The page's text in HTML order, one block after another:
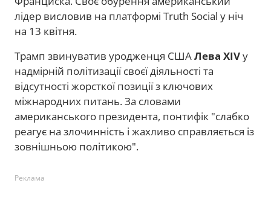
лідер висловив на платформі Truth Social у ніч
на 13 квітня.
Трамп звинуватив уродженця СШАЛева XIVу
надмірній політизації своєї діяльності та
відсутності жорсткої позиції з ключових
міжнародних питань. За словами
американського президента, понтифік "слабко
реагує на злочинність і жахливо справляється із
зовнішньою політикою".
Реклама